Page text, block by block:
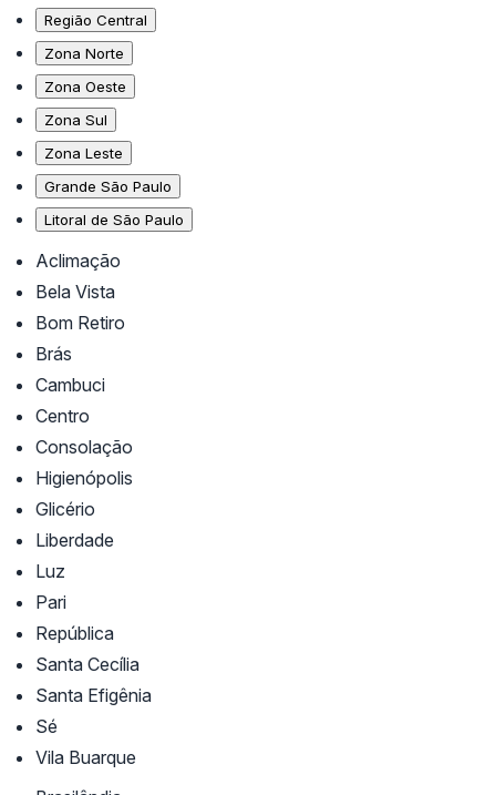
Região Central
Zona Norte
Zona Oeste
Zona Sul
Zona Leste
Grande São Paulo
Litoral de São Paulo
Aclimação
Bela Vista
Bom Retiro
Brás
Cambuci
Centro
Consolação
Higienópolis
Glicério
Liberdade
Luz
Pari
República
Santa Cecília
Santa Efigênia
Sé
Vila Buarque